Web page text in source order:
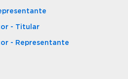
- Titular
- Representante